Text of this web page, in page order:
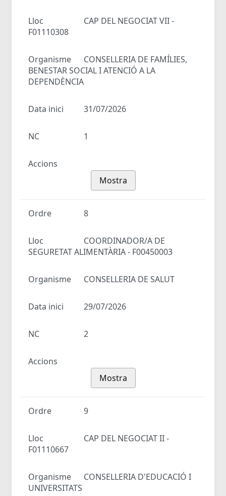
Lloc
CAP DEL NEGOCIAT VII -
F01110308
Organisme
CONSELLERIA DE FAMÍLIES,
BENESTAR SOCIAL I ATENCIÓ A LA
DEPENDÈNCIA
Data inici 31/07/2026
NC 1
Accions
Mostra
Ordre 8
Lloc
COORDINADOR/A DE
SEGURETAT ALIMENTÀRIA - F00450003
Organisme CONSELLERIA DE SALUT
Data inici 29/07/2026
NC 2
Accions
Mostra
Ordre 9
Lloc
CAP DEL NEGOCIAT II -
F01110667
Organisme
CONSELLERIA D'EDUCACIÓ I
UNIVERSITATS